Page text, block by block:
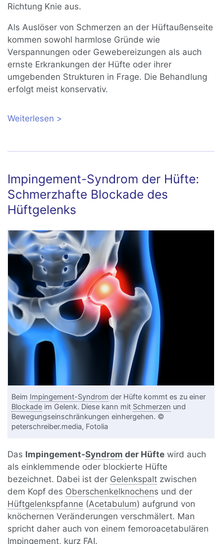
Richtung Knie aus.
Als Auslöser von Schmerzen an der Hüftaußenseite
kommen sowohl harmlose Gründe wie
Verspannungen oder Gewebereizungen als auch
ernste Erkrankungen der Hüfte oder ihrer
umgebenden Strukturen in Frage. Die Behandlung
erfolgt meist konservativ.
Weiterlesen über Hüftschmerzen außen: Ursachen,
Impingement-Syndrom der Hüfte:
Schmerzhafte Blockade des
Hüftgelenks
Beim Impingement-Syndrom der Hüfte kommt es zu einer
Blockade im Gelenk. Diese kann mit Schmerzen und
Bewegungseinschränkungen einhergehen. ©
peterschreiber.media, Fotolia
Das Impingement-Syndrom der Hüfte wird auch
als einklemmende oder blockierte Hüfte
bezeichnet. Dabei ist der Gelenkspalt zwischen
dem Kopf des Oberschenkelknochens und der
Hüftgelenkspfanne (Acetabulum) aufgrund von
knöchernen Veränderungen verschmälert. Man
spricht daher auch von einem femoroacetabulären
Impingement, kurz FAI.